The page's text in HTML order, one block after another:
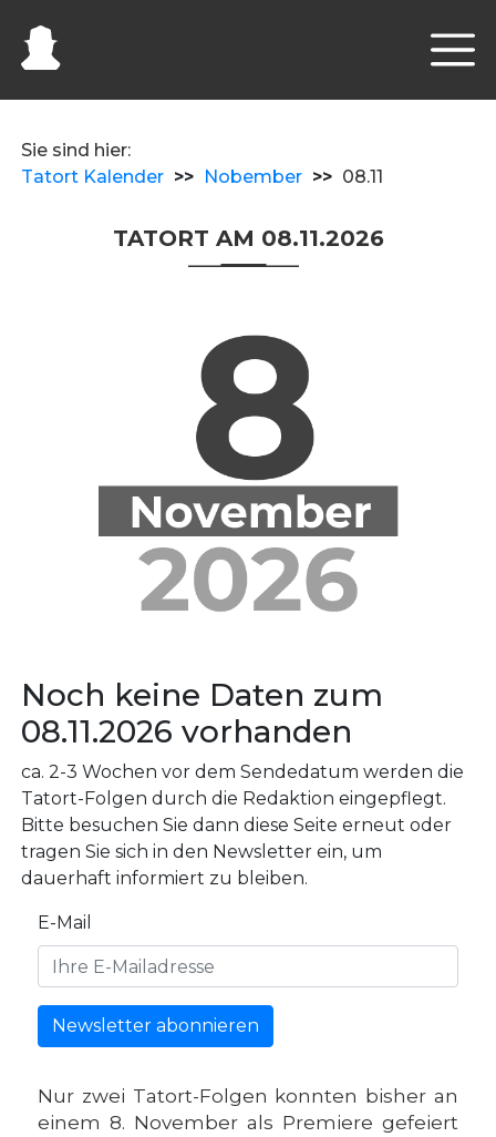
Sie sind hier:
Tatort Kalender >> Nobember >> 08.11
TATORT AM 08.11.2026
Noch keine Daten zum
08.11.2026 vorhanden
ca. 2-3 Wochen vor dem Sendedatum werden die
Tatort-Folgen durch die Redaktion eingepflegt.
Bitte besuchen Sie dann diese Seite erneut oder
tragen Sie sich in den Newsletter ein, um
dauerhaft informiert zu bleiben.
E-Mail
Newsletter abonnieren
Nur zwei Tatort-Folgen konnten bisher an
einem 8. November als Premiere gefeiert